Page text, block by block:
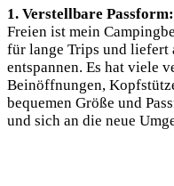
1. Verstellbare Passform:
Freien ist mein
für lange Trips und liefert
entspannen. Es hat viele
Beinöffnungen,
bequemen Größe und
und sich an die neue